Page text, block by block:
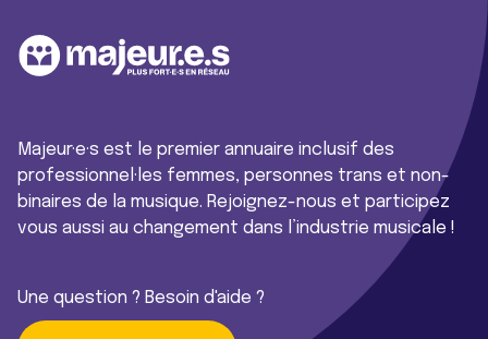
Majeur·e·s est le premier annuaire inclusif des
professionnel·les femmes, personnes trans et non-
binaires de la musique. Rejoignez-nous et participez
vous aussi au changement dans l’industrie musicale !
Une question ? Besoin d'aide ?